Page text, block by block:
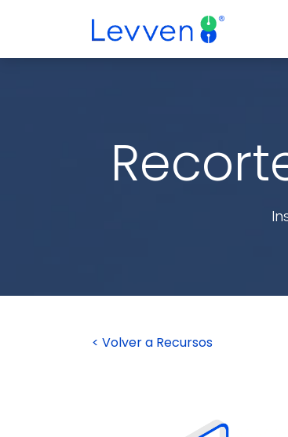
< Volver a Recursos